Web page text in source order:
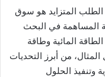
المتزايد هو سوق
المساهمة في البحث
المائية وطاقة
من أبرز التحديات
وتنفيذ الحلول